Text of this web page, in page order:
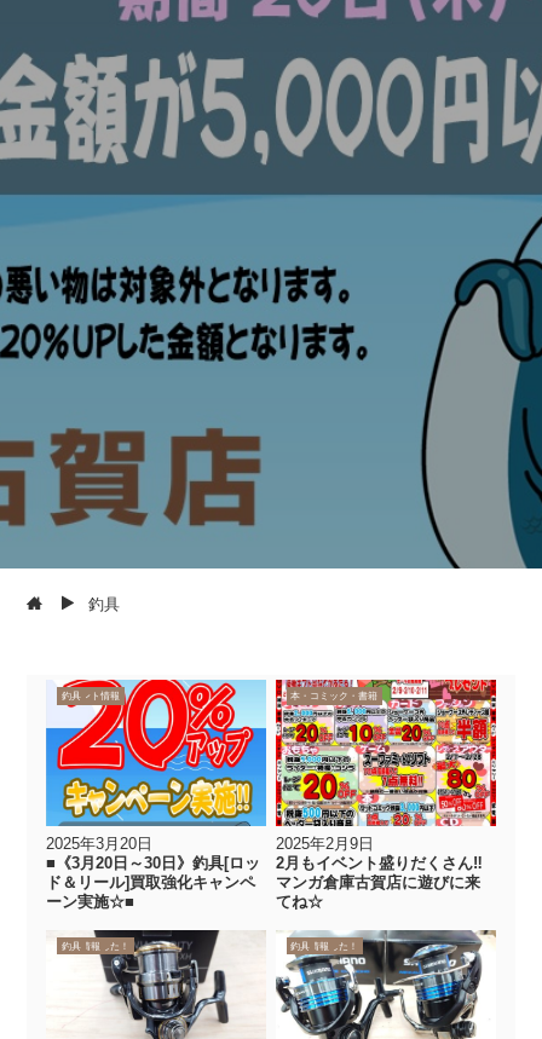
釣具
new
買取情報
イベント情報
釣具
2025年3月20日
■《3月20日～30日》釣具[ロッ
ド＆リール]買取強化キャンペ
ーン実施☆■
new
イベント情報
CD/DVD
おもちゃ
カード
ゲーム
釣具
古着
本・コミック・書籍
2025年2月9日
2月もイベント盛りだくさん‼
マンガ倉庫古賀店に遊びに来
てね☆
買取りました！
買取情報
釣具 買取りました！
買取情報
釣具